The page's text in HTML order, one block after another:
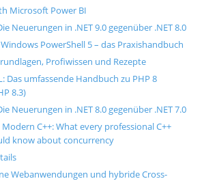
Microsoft Power BI
Neuerungen in .NET 9.0 gegenüber .NET 8.0
PowerShell 5 – das Praxishandbuch
Profiwissen und Rezepte
Das umfassende Handbuch zu PHP 8
8.3)
Neuerungen in .NET 8.0 gegenüber .NET 7.0
C++: What every professional C++
know about concurrency
Webanwendungen und hybride Cross-